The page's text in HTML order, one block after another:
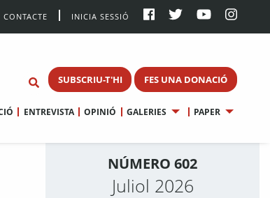
CONTACTE INICIA SESSIÓ
SUBSCRIU-T'HI FES UNA DONACIÓ
ENTREVISTA OPINIÓ GALERIES PAPER
NÚMERO 602
Juliol 2026